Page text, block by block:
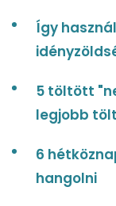
Így
5 töltött
legjobb
6
hangolni